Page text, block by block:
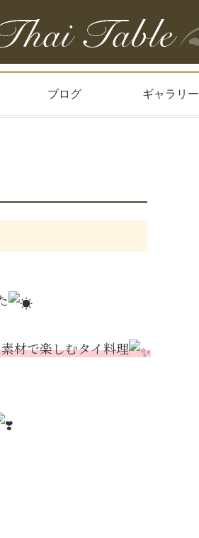
ブログ ギャラリー
材で楽しむタイ料理